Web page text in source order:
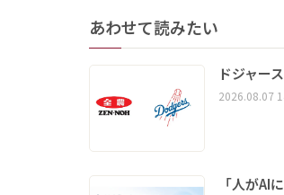
あわせて読みたい
ドジャー
2026.08.07
「人がAI